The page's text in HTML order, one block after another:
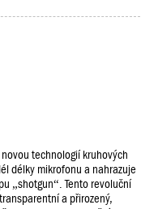
novou technologií kruhových
délky mikrofonu a nahrazuje
„shotgun“. Tento revoluční
a přirozený,